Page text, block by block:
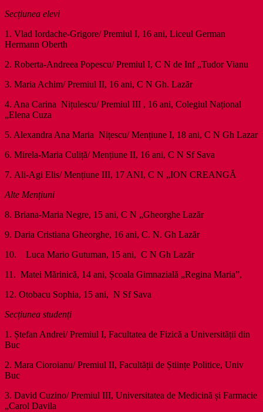
Secțiunea elevi
1. Vlad Iordache-Grigore/ Premiul I, 16 ani, Liceul German
Hermann Oberth
2. Roberta-Andreea Popescu/ Premiul I, C N de Inf „Tudor Vianu
3. Maria Achim/ Premiul II, 16 ani, C N Gh. Lazăr
4. Ana Carina Nițulescu/ Premiul III , 16 ani, Colegiul Național
„Elena Cuza
5. Alexandra Ana Maria Nițescu/ Mențiune I, 18 ani, C N Gh Lazar
6. Mirela-Maria Culiță/ Mențiune II, 16 ani, C N Sf Sava
7. Ali-Agi Elis/ Mențiune III, 17 ANI, C N „ION CREANGĂ
Alte Mențiuni
8. Briana-Maria Negre, 15 ani, C N „Gheorghe Lazăr
9. Daria Cristiana Gheorghe, 16 ani, C. N. Gh Lazăr
10. Luca Mario Gutuman, 15 ani, C N Gh Lazăr
11. Matei Mărinică, 14 ani, Școala Gimnazială „Regina Maria”,
12. Otobacu Sophia, 15 ani, N Sf Sava
Secțiunea studenți
1. Ștefan Andrei/ Premiul I, Facultatea de Fizică a Universității din
Buc
2. Mara Cioroianu/ Premiul II, Facultății de Științe Politice, Univ
Buc
3. David Cuzino/ Premiul III, Universitatea de Medicină și Farmacie
„Carol Davila